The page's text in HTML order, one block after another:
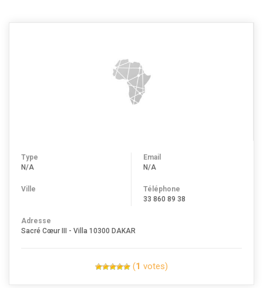
Type
N/A
Ville
Email
N/A
Téléphone
33 860 89 38
Adresse
Sacré Cœur III - Villa 10300 DAKAR
(1 votes)